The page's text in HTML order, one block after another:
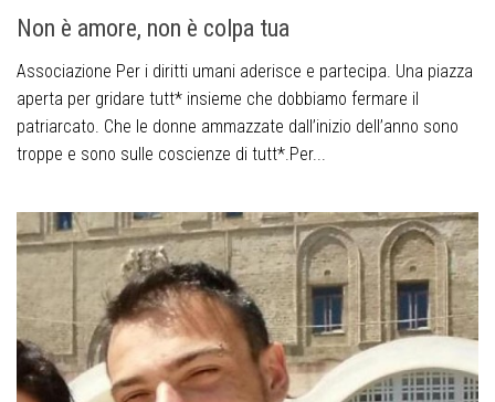
Non è amore, non è colpa tua
Associazione Per i diritti umani aderisce e partecipa. Una piazza
aperta per gridare tutt* insieme che dobbiamo fermare il
patriarcato. Che le donne ammazzate dall’inizio dell’anno sono
troppe e sono sulle coscienze di tutt*.Per...